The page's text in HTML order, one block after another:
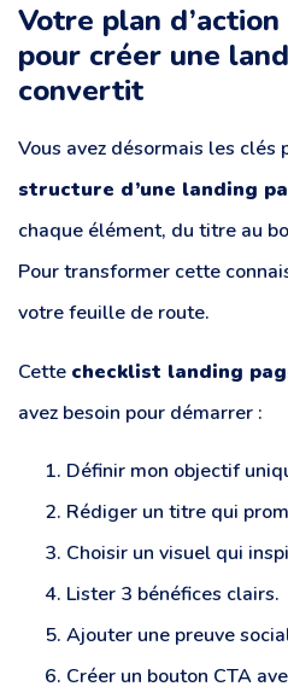
Votre plan
pour créer une
convertit
Vous avez désormais les clés
structure d’une landing
chaque élément, du titre au
Pour transformer cette
votre feuille de route.
Cette checklist landing
avez besoin pour démarrer :
Définir mon objectif
Rédiger un titre qui
Choisir un visuel qui
Lister 3 bénéfices clairs.
Ajouter une preuve
Créer un bouton CTA